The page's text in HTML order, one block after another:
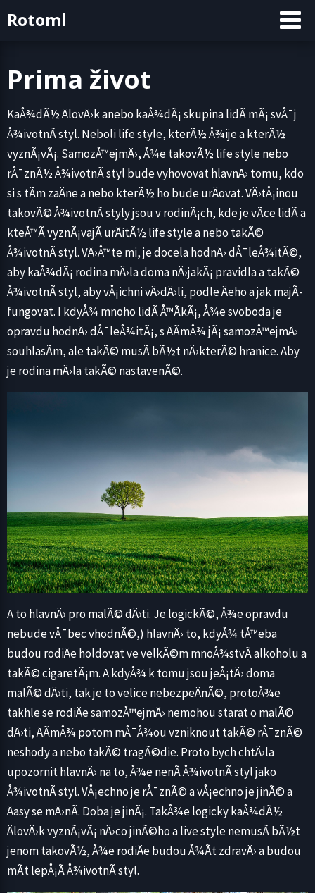
toRotoml
Prima život
KaÅ¾dÃ½ ÄlovÄ›k anebo kaÅ¾dÃ¡ skupina lidÃ­ mÃ¡ svÅ¯j
Å¾ivotnÃ­ styl. Neboli life style, kterÃ½ Å¾ije a kterÃ½
vyznÃ¡vÃ¡. SamozÅ™ejmÄ›, Å¾e takovÃ½ life style nebo
rÅ¯znÃ½ Å¾ivotnÃ­ styl bude vyhovovat hlavnÄ› tomu, kdo
si s tÃ­m zaÄne a nebo kterÃ½ ho bude urÄovat. VÄ›tÅ¡inou
takovÃ© Å¾ivotnÃ­ styly jsou v rodinÃ¡ch, kde je vÃ­ce lidÃ­ a
kteÅ™Ã­ vyznÃ¡vajÃ­ urÄitÃ½ life style a nebo takÃ©
Å¾ivotnÃ­ styl. VÄ›Å™te mi, je docela hodnÄ› dÅ¯leÅ¾itÃ©,
aby kaÅ¾dÃ¡ rodina mÄ›la doma nÄ›jakÃ¡ pravidla a takÃ©
Å¾ivotnÃ­ styl, aby vÅ¡ichni vÄ›dÄ›li, podle Äeho a jak majÃ­
fungovat. I kdyÅ¾ mnoho lidÃ­ Å™Ã­kÃ¡, Å¾e svoboda je
opravdu hodnÄ› dÅ¯leÅ¾itÃ¡, s ÄÃ­mÅ¾ jÃ¡ samozÅ™ejmÄ›
souhlasÃ­m, ale takÃ© musÃ­ bÃ½t nÄ›kterÃ© hranice. Aby
je rodina mÄ›la takÃ© nastavenÃ©.
A to hlavnÄ› pro malÃ© dÄ›ti. Je logickÃ©, Å¾e opravdu
nebude vÅ¯bec vhodnÃ©,) hlavnÄ› to, kdyÅ¾ tÅ™eba
budou rodiÄe holdovat ve velkÃ©m mnoÅ¾stvÃ­ alkoholu a
takÃ© cigaretÃ¡m. A kdyÅ¾ k tomu jsou jeÅ¡tÄ› doma
malÃ© dÄ›ti, tak je to velice nebezpeÄnÃ©, protoÅ¾e
takhle se rodiÄe samozÅ™ejmÄ› nemohou starat o malÃ©
dÄ›ti, ÄÃ­mÅ¾ potom mÅ¯Å¾ou vzniknout takÃ© rÅ¯znÃ©
neshody a nebo takÃ© tragÃ©die. Proto bych chtÄ›la
upozornit hlavnÄ› na to, Å¾e nenÃ­ Å¾ivotnÃ­ styl jako
Å¾ivotnÃ­ styl. VÅ¡echno je rÅ¯znÃ© a vÅ¡echno je jinÃ© a
Äasy se mÄ›nÃ­. Doba je jinÃ¡. TakÅ¾e logicky kaÅ¾dÃ½
ÄlovÄ›k vyznÃ¡vÃ¡ nÄ›co jinÃ©ho a live style nemusÃ­ bÃ½t
jenom takovÃ½, Å¾e rodiÄe budou Å¾Ã­t zdravÄ› a budou
mÃ­t lepÅ¡Ã­ Å¾ivotnÃ­ styl.